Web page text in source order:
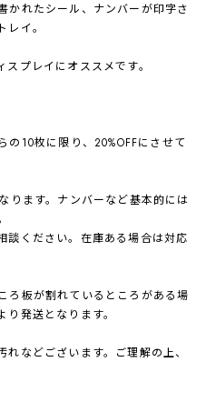
かれたシール、ナンバーが印字さ
イ。
プレイにオススメです。
10枚に限り、20%OFFにさせて
ります。ナンバーなど基本的には
談ください。在庫ある場合は対応
ろ板が割れているところがある場
発送となります。
などございます。ご理解の上、